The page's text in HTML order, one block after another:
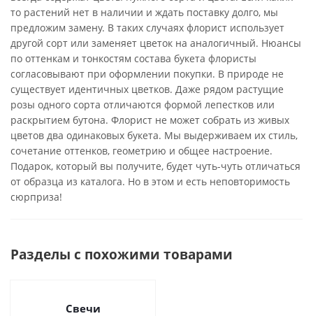
то растений нет в наличии и ждать поставку долго, мы
предложим замену. В таких случаях флорист использует
другой сорт или заменяет цветок на аналогичный. Нюансы
по оттенкам и тонкостям состава букета флористы
согласовывают при оформлении покупки. В природе не
существует идентичных цветков. Даже рядом растущие
розы одного сорта отличаются формой лепестков или
раскрытием бутона. Флорист не может собрать из живых
цветов два одинаковых букета. Мы выдерживаем их стиль,
сочетание оттенков, геометрию и общее настроение.
Подарок, который вы получите, будет чуть-чуть отличаться
от образца из каталога. Но в этом и есть неповторимость
сюрприза!
Разделы с похожими товарами
Свечи